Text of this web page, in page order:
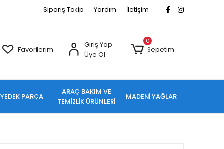
Sipariş Takip Yardım İletişim
Favorilerim
Giriş Yap
Üye Ol
0
Sepetim
YEDEK PARÇA
ARAÇ BAKIM VE
TEMİZLİK ÜRÜNLERİ
MADENİ YAĞLAR